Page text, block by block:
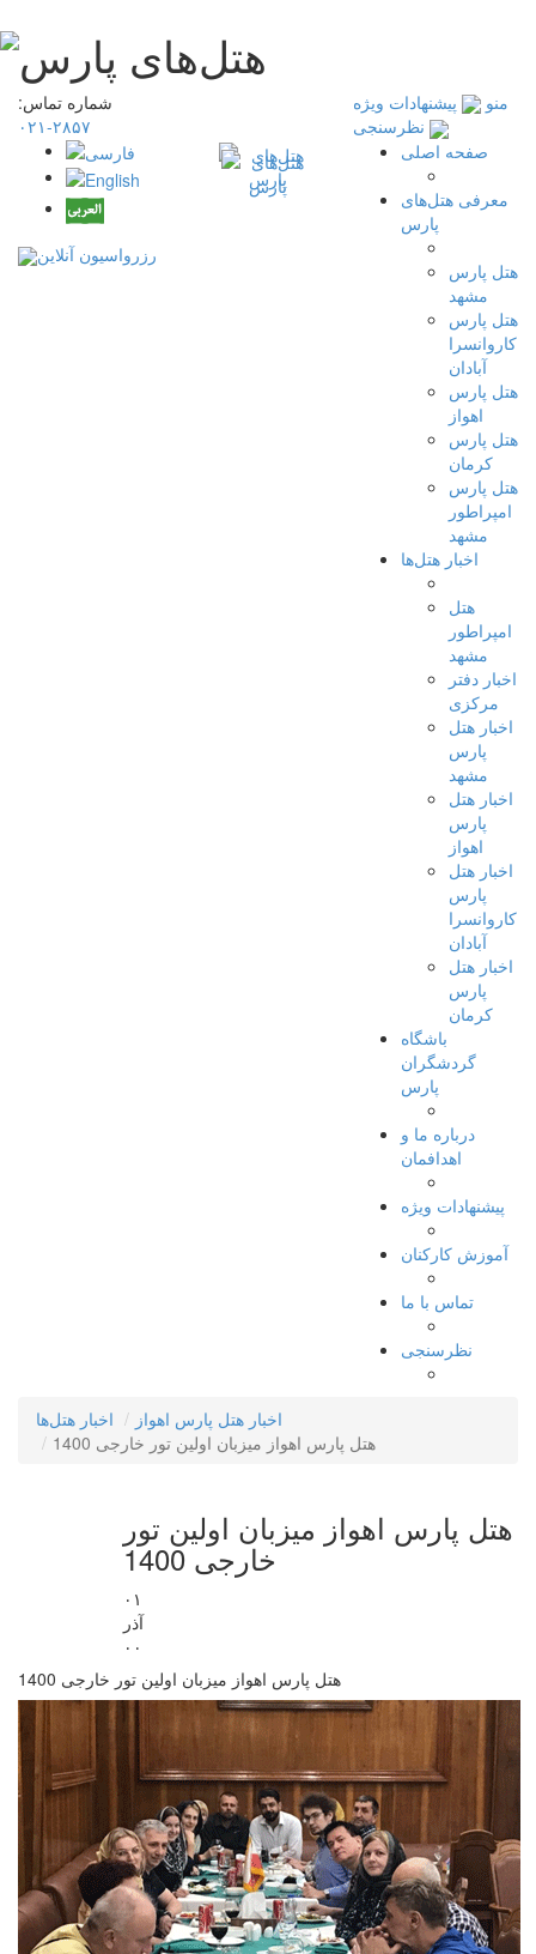
منو
پیشنهادات ویژه
نظرسنجی
صفحه اصلی
معرفی هتل‌های
پارس
هتل پارس
مشهد
هتل پارس
کاروانسرا
آبادان
هتل پارس
اهواز
هتل پارس
کرمان
هتل پارس
امپراطور
مشهد
اخبار هتل‌ها
هتل
امپراطور
مشهد
اخبار دفتر
مرکزی
اخبار هتل
پارس
مشهد
اخبار هتل
پارس
اهواز
اخبار هتل
پارس
کاروانسرا
آبادان
اخبار هتل
پارس
کرمان
باشگاه
گردشگران
پارس
درباره ما و
اهدافمان
پیشنهادات ویژه
آموزش کارکنان
تماس با ما
نظرسنجی
شماره تماس:
۲۸۵۷-۰۲۱
رزرواسیون آنلاین
اخبار هتل‌ها
اخبار هتل پارس اهواز
هتل پارس اهواز میزبان اولین تور خارجی 1400
هتل پارس اهواز میزبان اولین تور
خارجی 1400
۰۱
آذر
۰۰
هتل پارس اهواز میزبان اولین تور خارجی 1400